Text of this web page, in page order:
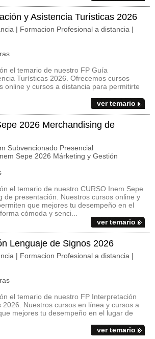
y Asistencia Turísticas 2026
| Formacion Profesional a distancia |
el temario de nuestro FP Guía
Turísticas 2026. Ofrecemos cursos
online y cursos a distancia para permitirte
ver temario
2026 Merchandising de
Subvencionado Presencial
Sepe 2026 Márketing y Gestión
el temario de nuestro CURSO Inem Sepe
de presentación. Nuestros cursos online y
que mejores tu desempeño en el
cómoda y senci...
ver temario
Lenguaje de Signos 2026
| Formacion Profesional a distancia |
el temario de nuestro FP Interpretación
2026. Nuestros cursos en línea y cursos a
mejores tu desempeño en el lugar de
ver temario